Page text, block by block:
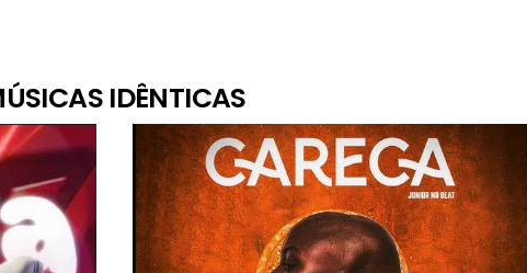
IDÊNTICAS